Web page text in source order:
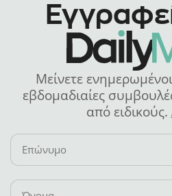
Μείνετε
εβδομαδιαίες
από ειδικούς.